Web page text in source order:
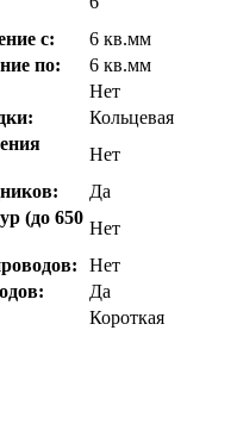
с:
6 кв.мм
по:
6 кв.мм
Нет
Кольцевая
Нет
Да
(до 650
Нет
Нет
Да
Короткая